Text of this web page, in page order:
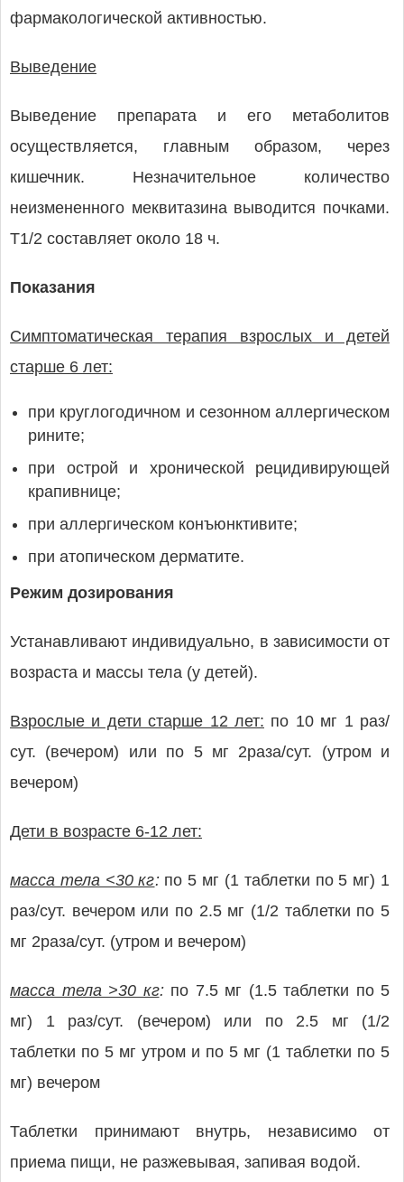
фармакологической активностью.
Выведение
Выведение препарата и его метаболитов
осуществляется, главным образом, через
кишечник. Незначительное количество
неизмененного меквитазина выводится почками.
T1/2 составляет около 18 ч.
Показания
Симптоматическая терапия взрослых и детей
старше 6 лет:
при круглогодичном и сезонном аллергическом
рините;
при острой и хронической рецидивирующей
крапивнице;
при аллергическом конъюнктивите;
при атопическом дерматите.
Режим дозирования
Устанавливают индивидуально, в зависимости от
возраста и массы тела (у детей).
Взрослые и дети старше 12 лет: по 10 мг 1 раз/
сут. (вечером) или по 5 мг 2раза/сут. (утром и
вечером)
Дети в возрасте 6-12 лет:
масса тела <30 кг:по 5 мг (1 таблетки по 5 мг) 1
раз/сут. вечером или по 2.5 мг (1/2 таблетки по 5
мг 2раза/сут. (утром и вечером)
масса тела >30 кг:по 7.5 мг (1.5 таблетки по 5
мг) 1 раз/сут. (вечером) или по 2.5 мг (1/2
таблетки по 5 мг утром и по 5 мг (1 таблетки по 5
мг) вечером
Таблетки принимают внутрь, независимо от
приема пищи, не разжевывая, запивая водой.